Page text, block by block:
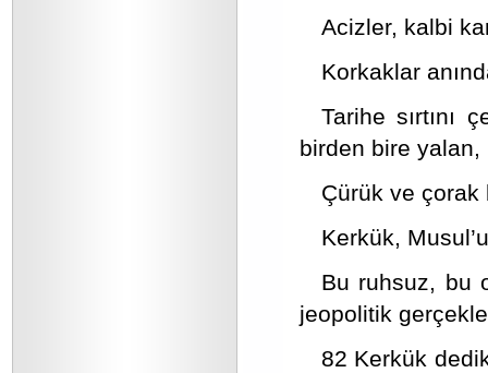
Acizler, kalbi
Korkaklar
Tarihe sırtını
birden bire yalan,
Çürük ve
Kerkük,
Bu ruhsuz, bu
jeopolitik
82 Kerkük